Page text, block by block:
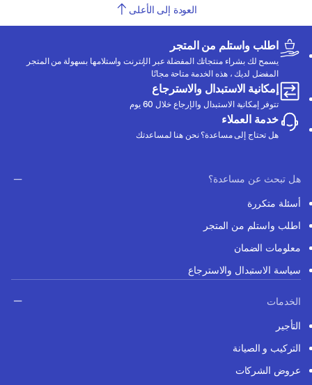
العودة إلى الأعلى
اطلب واستلم من المتجر
يسمح لك بشراء منتجاتك المفضلة عبر الإنترنت واستلامها بسهولة من المتجر
المفضل لديك ، هذه الخدمة متاحة مجانًا
إمكانية الاستبدال والاسترجاع
تتوفر إمكانية الاستبدال والإرجاع خلال 60 يوم
خدمة العملاء
هل تحتاج إلى مساعدة؟ نحن هنا لمساعدتك
هل تبحث عن مساعدة؟
أسئلة متكررة
اطلب واستلم من المتجر
معلومات الضمان
سياسة الاستبدال والاسترجاع
الخدمات
التأجير
التركيب و الصيانة
عروض الشركات